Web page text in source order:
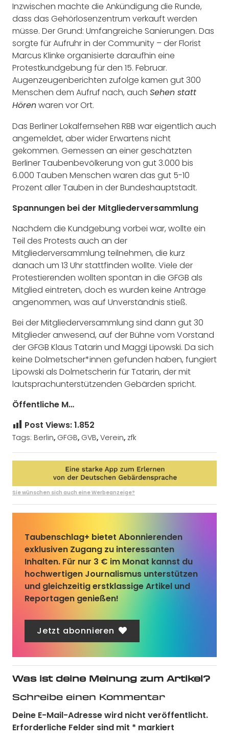
Inzwischen machte die Ankündigung die Runde,
dass das Gehörlosenzentrum verkauft werden
müsse. Der Grund: Umfangreiche Sanierungen. Das
sorgte für Aufruhr in der Community – der Florist
Marcus Klinke organisierte daraufhin eine
Protestkundgebung für den 15. Februar.
Augenzeugenberichten zufolge kamen gut 300
Menschen dem Aufruf nach, auch Sehen statt
Hören waren vor Ort.
Das Berliner Lokalfernsehen RBB war eigentlich auch
angemeldet, aber wider Erwartens nicht
gekommen. Gemessen an einer geschätzten
Berliner Taubenbevölkerung von gut 3.000 bis
6.000 Tauben Menschen waren das gut 5-10
Prozent aller Tauben in der Bundeshauptstadt.
Spannungen bei der Mitgliederversammlung
Nachdem die Kundgebung vorbei war, wollte ein
Teil des Protests auch an der
Mitgliederversammlung teilnehmen, die kurz
danach um 13 Uhr stattfinden wollte. Viele der
Protestierenden wollten spontan in die GFGB als
Mitglied eintreten, doch es wurden keine Anträge
angenommen, was auf Unverständnis stieß.
Bei der Mitgliederversammlung sind dann gut 30
Mitglieder anwesend, auf der Bühne vom Vorstand
der GFGB Klaus Tatarin und Maggi Lipowski. Da sich
keine Dolmetscher*innen gefunden haben, fungiert
Lipowski als Dolmetscherin für Tatarin, der mit
lautsprachunterstützenden Gebärden spricht.
Öffentliche M…
Post Views:1.852
Tags: Berlin, GFGB, GVB, Verein, zfk
Sie wünschen sich auch eine Werbeanzeige?
Taubenschlag+ bietet Abonnierenden
exklusiven Zugang zu interessanten
Inhalten. Für nur 3 € im Monat kannst du
hochwertigen Journalismus unterstützen
und gleichzeitig erstklassige Artikel und
Reportagen genießen!
Jetzt abonnieren
Was ist deine Meinung zum Artikel?
Schreibe einen Kommentar
Deine E-Mail-Adresse wird nicht veröffentlicht.
Erforderliche Felder sind mit * markiert